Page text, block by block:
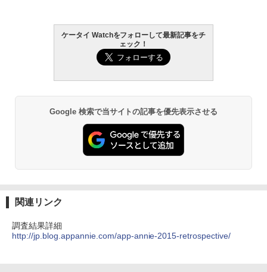
ケータイ Watchをフォローして最新記事をチ
ェック！
Google 検索で当サイトの記事を優先表示させる
関連リンク
調査結果詳細
http://jp.blog.appannie.com/app-annie-2015-retrospective/